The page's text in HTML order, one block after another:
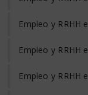
Empleo y RRHH
Empleo y RRHH
Empleo y RRHH